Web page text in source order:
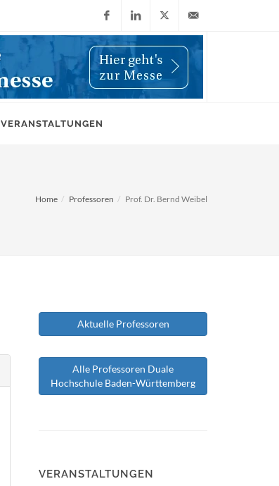
FacebookLinkedIn
X
(Twitter)
info@wiwi-
VERANSTALTUNGEN
Home Professoren Prof. Dr. Bernd Weibel
Aktuelle Professoren
Alle Professoren Duale
Hochschule Baden-Württemberg
VERANSTALTUNGEN